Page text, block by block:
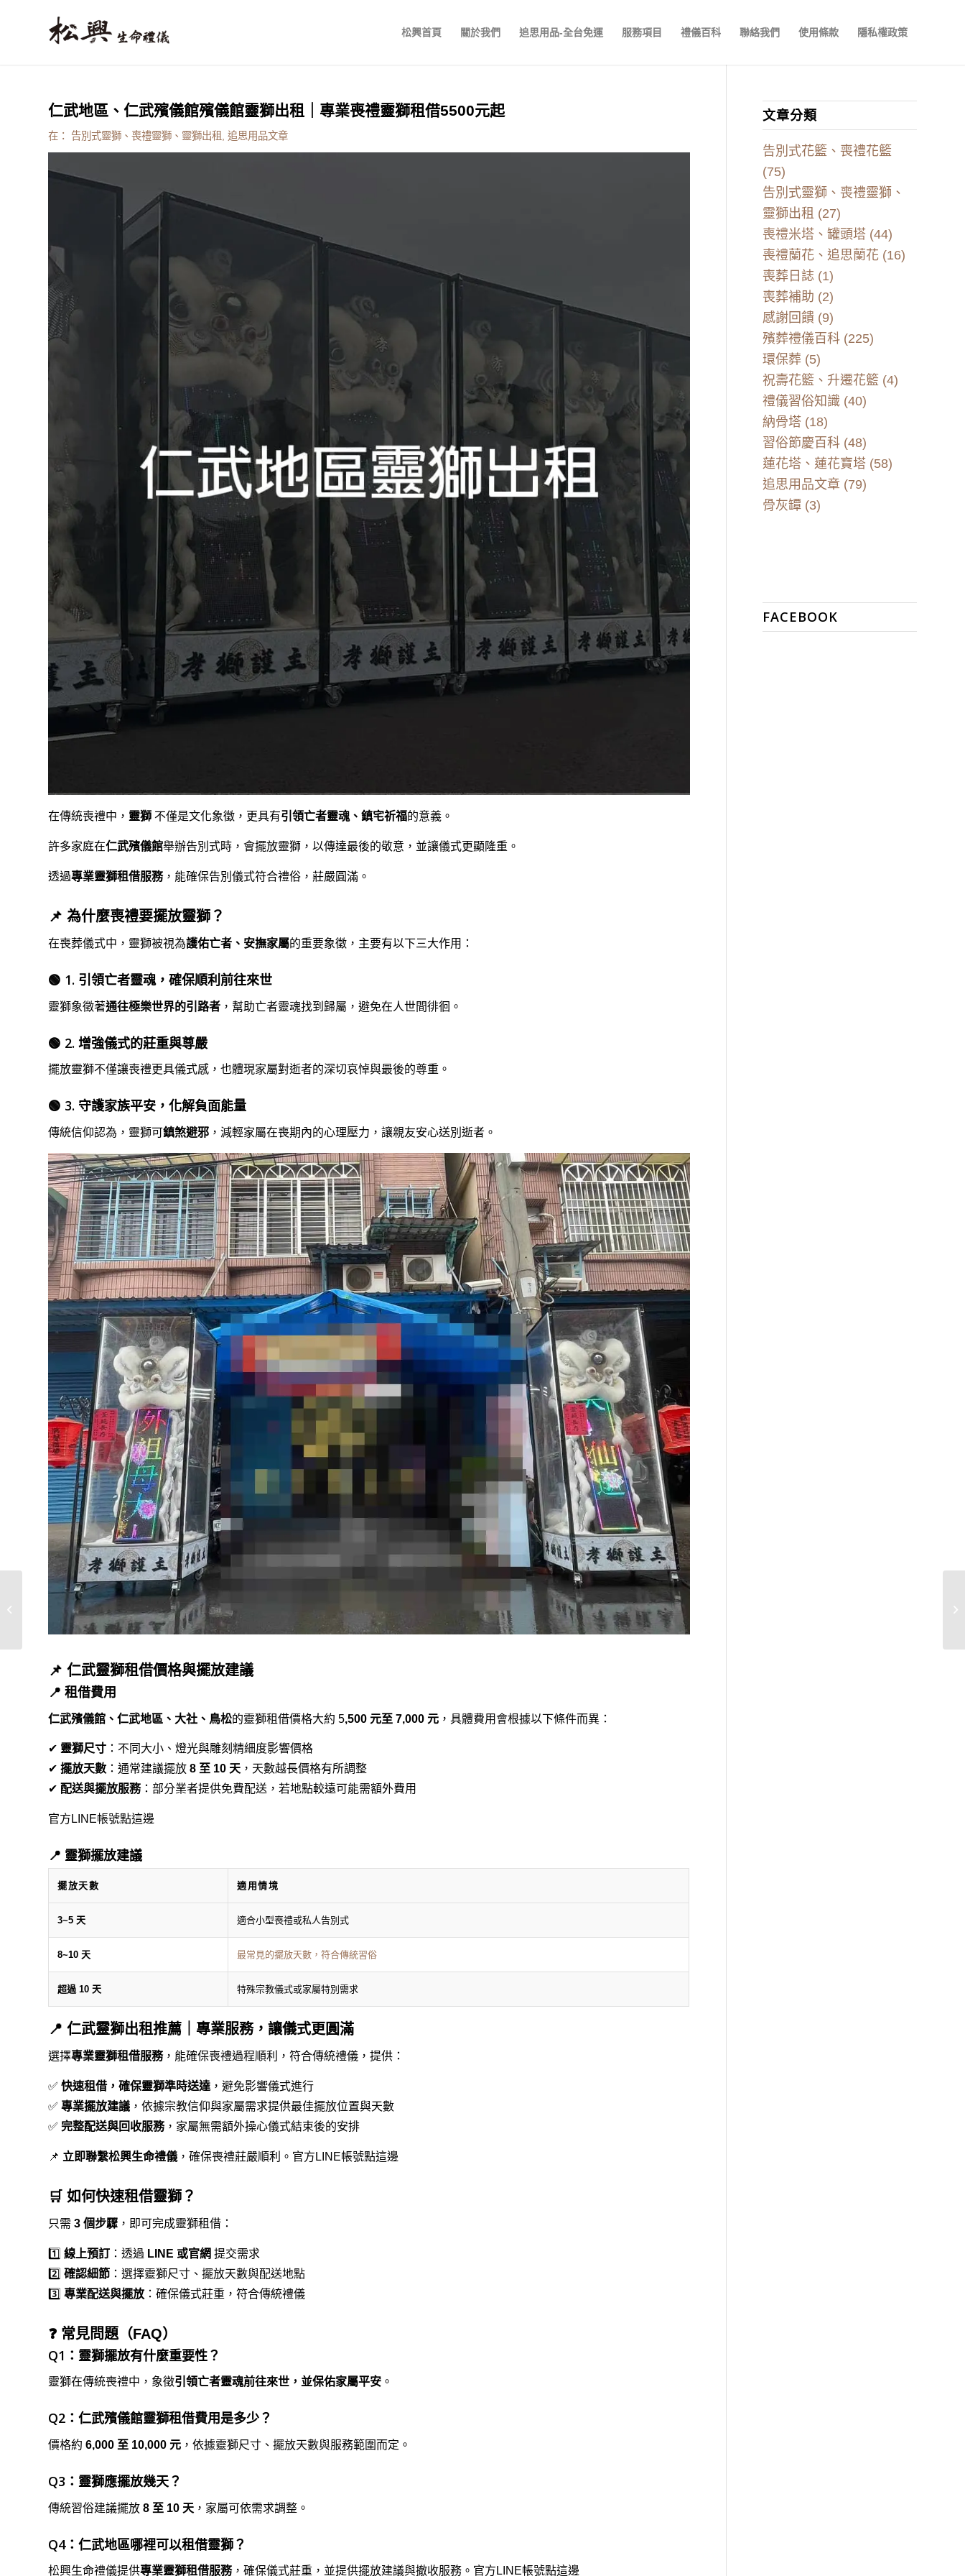
松興首頁 關於我們 追思用品-全台免運 服務項目 禮儀百科 聯絡我們 使用條款 隱私權政策
仁武地區、仁武殯儀館殯儀館靈獅出租｜專業喪禮靈獅租借5500元起
在： 告別式靈獅、喪禮靈獅、靈獅出租 追思用品文章
在傳統喪禮中， 靈獅 不僅是文化象徵，更具有引領亡者靈魂、鎮宅祈福的意義。
許多家庭在仁武殯儀館舉辦告別式時，會擺放靈獅，以傳達最後的敬意，並讓儀式更顯隆重。
透過專業靈獅租借服務，能確保告別儀式符合禮俗，莊嚴圓滿。
📌 為什麼喪禮要擺放靈獅？
在喪葬儀式中，靈獅被視為護佑亡者、安撫家屬的重要象徵，主要有以下三大作用：
🟢 1. 引領亡者靈魂，確保順利前往來世
靈獅象徵著通往極樂世界的引路者 ，幫助亡者靈魂找到歸屬，避免在人世間徘徊。
🟢 2. 增強儀式的莊重與尊嚴
擺放靈獅不僅讓喪禮更具儀式感，也體現家屬對逝者的深切哀悼與最後的尊重。
🟢 3. 守護家族平安，化解負面能量
傳統信仰認為，靈獅可鎮煞避邪 ，減輕家屬在喪期內的心理壓力，讓親友安心送別逝者。
📌 仁武靈獅租借價格與擺放建議
📍 租借費用
仁武殯儀館、仁武地區、大社、鳥松的靈獅租借價格大約 5,500 元至 7,000 元 ，具體費用會根據以下條件而異：
✔ 靈獅尺寸 ：不同大小、燈光與雕刻精細度影響價格
✔ 擺放天數 ：通常建議擺放 8 至 10 天 ，天數越長價格有所調整
✔ 配送與擺放服務：部分業者提供免費配送，若地點較遠可能需額外費用
官方LINE帳號點這邊
📍 靈獅擺放建議
擺放天數 適用情境
3~5 天 適合小型喪禮或私人告別式
8~10 天 最常見的擺放天數，符合傳統習俗
超過 10 天 特殊宗教儀式或家屬特別需求
📍 仁武靈獅出租推薦｜專業服務，讓儀式更圓滿
選擇專業靈獅租借服務，能確保喪禮過程順利，符合傳統禮儀，提供：
✅ 快速租借，確保靈獅準時送達 ，避免影響儀式進行
✅ 專業擺放建議 ，依據宗教信仰與家屬需求提供最佳擺放位置與天數
✅ 完整配送與回收服務，家屬無需額外操心儀式結束後的安排
📌 立即聯繫松興生命禮儀 ，確保喪禮莊嚴順利。 官方LINE帳號點這邊
🛒 如何快速租借靈獅？
只需 3 個步驟 ，即可完成靈獅租借：
1️⃣ 線上預訂 ：透過 LINE 或官網 提交需求
2️⃣ 確認細節 ：選擇靈獅尺寸、擺放天數與配送地點
3️⃣ 專業配送與擺放 ：確保儀式莊重，符合傳統禮儀
❓ 常見問題（FAQ）
Q1：靈獅擺放有什麼重要性？
靈獅在傳統喪禮中，象徵引領亡者靈魂前往來世，並保佑家屬平安 。
Q2：仁武殯儀館靈獅租借費用是多少？
價格約 6,000 至 10,000 元 ，依據靈獅尺寸、擺放天數與服務範圍而定。
Q3：靈獅應擺放幾天？
傳統習俗建議擺放 8 至 10 天 ，家屬可依需求調整。
Q4：仁武地區哪裡可以租借靈獅？
松興生命禮儀提供專業靈獅租借服務，確保儀式莊重，並提供擺放建議與撤收服務。 官方LINE帳號點這邊
文章分類
告別式花籃、喪禮花籃
(75)
告別式靈獅、喪禮靈獅、
靈獅出租 (27)
喪禮米塔、罐頭塔 (44)
喪禮蘭花、追思蘭花(16)
喪葬日誌 (1)
喪葬補助 (2)
感謝回饋(9)
殯葬禮儀百科(225)
環保葬(5)
祝壽花籃、升遷花籃 (4)
禮儀習俗知識 (40)
納骨塔 (18)
習俗節慶百科(48)
蓮花塔、蓮花寶塔 (58)
追思用品文章 (79)
骨灰罈(3)
FACEBOOK
虎尾殯儀館蓮花塔選購
指南｜價格分析、熱門
款式與最佳...